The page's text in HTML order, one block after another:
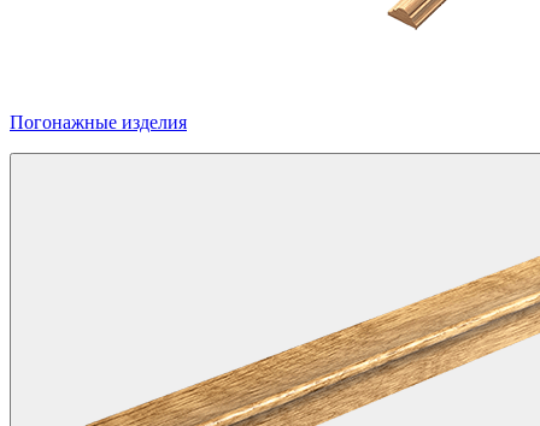
Погонажные изделия